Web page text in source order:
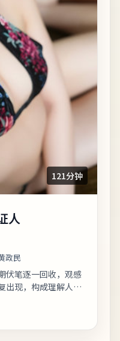
121分钟
人
政民
伏笔逐一回收，观感
出现，构成理解人物
。《大阪...